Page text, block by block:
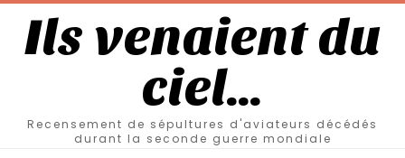
Ils venaient du
ciel…
Recensement de sépultures d'aviateurs décédés
durant la seconde guerre mondiale